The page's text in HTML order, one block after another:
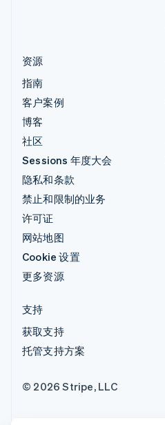
资源
指南
客户案例
博客
社区
Sessions 年度大会
隐私和条款
禁止和限制的业务
许可证
网站地图
Cookie 设置
更多资源
支持
获取支持
托管支持方案
© 2026 Stripe, LLC